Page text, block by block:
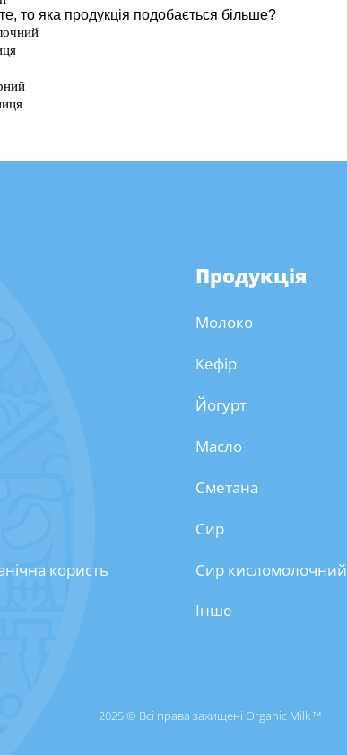
користь
Продукція
Молоко
Кефір
Йогурт
Масло
Сметана
Сир
Сир кисломолочний
Інше
2025 © Всі права захищені Organic Milk ™